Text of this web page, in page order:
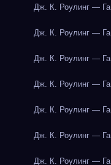
Дж. К. Роулинг —
Дж. К. Роулинг —
Дж. К. Роулинг —
Дж. К. Роулинг —
Дж. К. Роулинг —
Дж. К. Роулинг —
Дж. К. Роулинг —